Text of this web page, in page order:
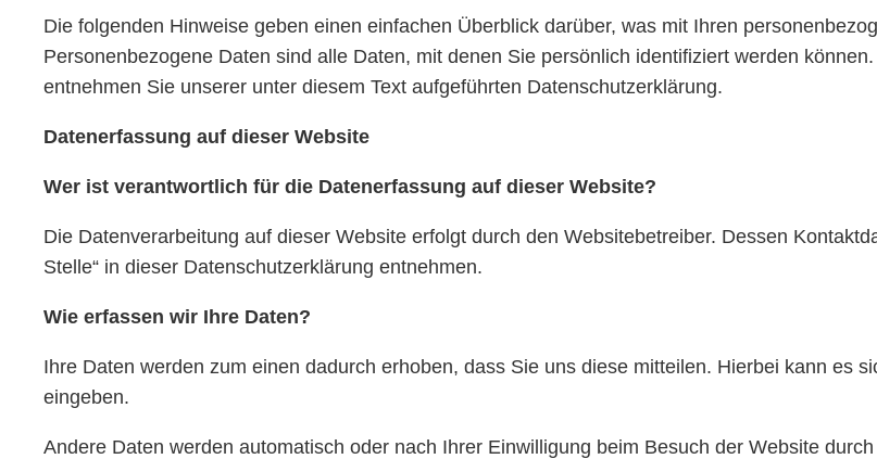
Die folgenden Hinweise geben einen einfachen Überblick darüber, was mit Ihren
Personenbezogene Daten sind alle Daten, mit denen Sie persönlich identifiziert werden
entnehmen Sie unserer unter diesem Text aufgeführten Datenschutzerklärung.
Datenerfassung auf dieser Website
Wer ist verantwortlich für die Datenerfassung auf dieser Website?
Die Datenverarbeitung auf dieser Website erfolgt durch den Websitebetreiber. Dessen
Stelle“ in dieser Datenschutzerklärung entnehmen.
Wie erfassen wir Ihre Daten?
Ihre Daten werden zum einen dadurch erhoben, dass Sie uns diese mitteilen. Hierbei kann es
eingeben.
Andere Daten werden automatisch oder nach Ihrer Einwilligung beim Besuch der Website